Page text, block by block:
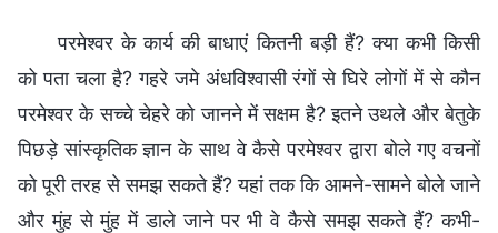
परमेश्वर के कार्य की बाधाएं कितनी बड़ी हैं? क्या कभी किसी
को पता चला है? गहरे जमे अंधविश्वासी रंगों से घिरे लोगों में से कौन
परमेश्वर के सच्चे चेहरे को जानने में सक्षम है? इतने उथले और बेतुके
पिछड़े सांस्कृतिक ज्ञान के साथ वे कैसे परमेश्वर द्वारा बोले गए वचनों
को पूरी तरह से समझ सकते हैं? यहां तक कि आमने-सामने बोले जाने
और मुंह से मुंह में डाले जाने पर भी वे कैसे समझ सकते हैं? कभी-